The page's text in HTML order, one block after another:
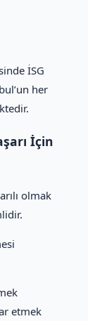
İSG
her
İçin
olmak
etmek